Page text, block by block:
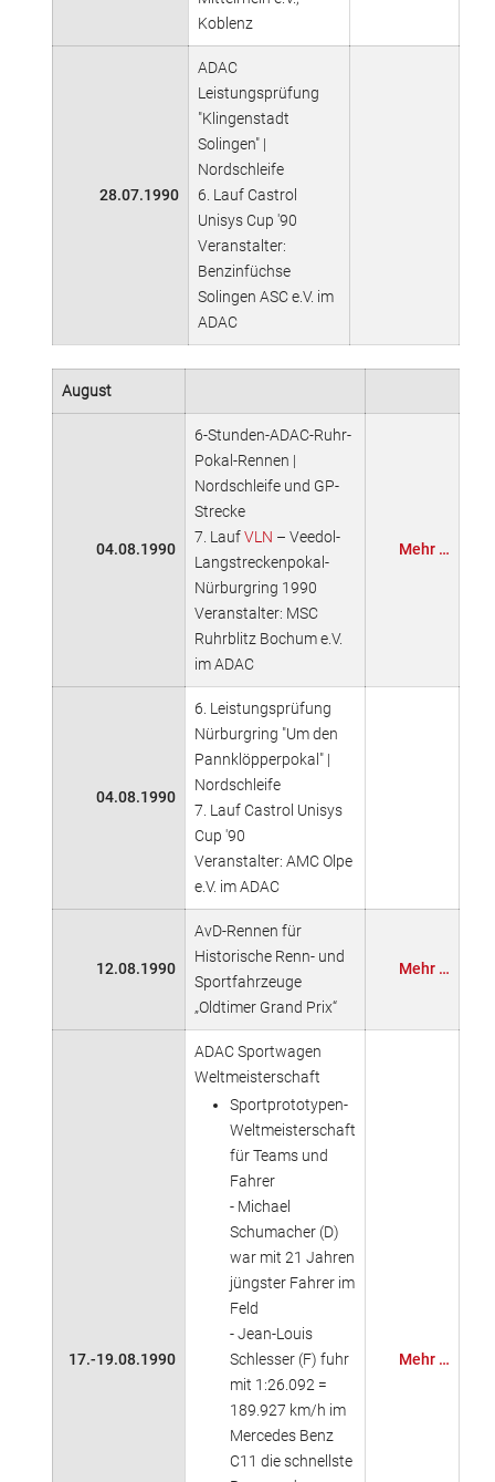
Koblenz
28.07.1990
ADAC
Leistungsprüfung
"Klingenstadt
Solingen" |
Nordschleife
6. Lauf Castrol
Unisys Cup '90
Veranstalter:
Benzinfüchse
Solingen ASC e.V. im
ADAC
August
04.08.1990
6-Stunden-ADAC-Ruhr-
Pokal-Rennen |
Nordschleife und GP-
Strecke
7. LaufVLN – Veedol-
Langstreckenpokal-
Nürburgring 1990
Veranstalter: MSC
Ruhrblitz Bochum e.V.
im ADAC
Mehr …
04.08.1990
6. Leistungsprüfung
Nürburgring "Um den
Pannklöpperpokal" |
Nordschleife
7. Lauf Castrol Unisys
Cup '90
Veranstalter: AMC Olpe
e.V. im ADAC
12.08.1990
AvD-Rennen für
Historische Renn- und
Sportfahrzeuge
„Oldtimer Grand Prix“
Mehr …
17.-19.08.1990
ADAC Sportwagen
Weltmeisterschaft
Sportprototypen-
Weltmeisterschaft
für Teams und
Fahrer
- Michael
Schumacher (D)
war mit 21 Jahren
jüngster Fahrer im
Feld
- Jean-Louis
Schlesser (F) fuhr
mit 1:26.092 =
189.927 km/h im
Mercedes Benz
C11 die schnellste
Mehr …